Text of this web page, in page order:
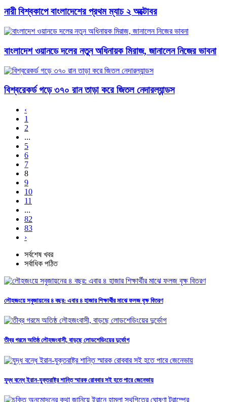
নারী বিশ্বকাপে বাংলাদেশের প্রথম ম্যাচ ২ অক্টোবর
বাংলাদেশ ওয়ানডে দলের নতুন অধিনায়ক মিরাজ, জানালেন নিজের ভাবনা
বিশ্বরেকর্ড গড়ে ৩৭০ রান তাড়া করে জিতল নেদারল্যান্ডস
‹
1
2
...
5
6
7
8
9
10
11
...
82
83
›
সর্বশেষ খবর
সর্বাধিক পঠিত
লৌহজংয়ে সবুজায়নের ৪ বছর: এবার ৪ হাজার শিক্ষার্থীর মাঝে ফলজ বৃক্ষ বিতরণ
তীব্র গরমে অতিষ্ঠ লৌহজংবাসী, বাড়ছে লোডশেডিংয়ের দুর্ভোগ
যুদ্ধ বন্ধে ইরান-যুক্তরাষ্ট্র শান্তি স্মারক রোববার সই হতে পারে জেনেভায়